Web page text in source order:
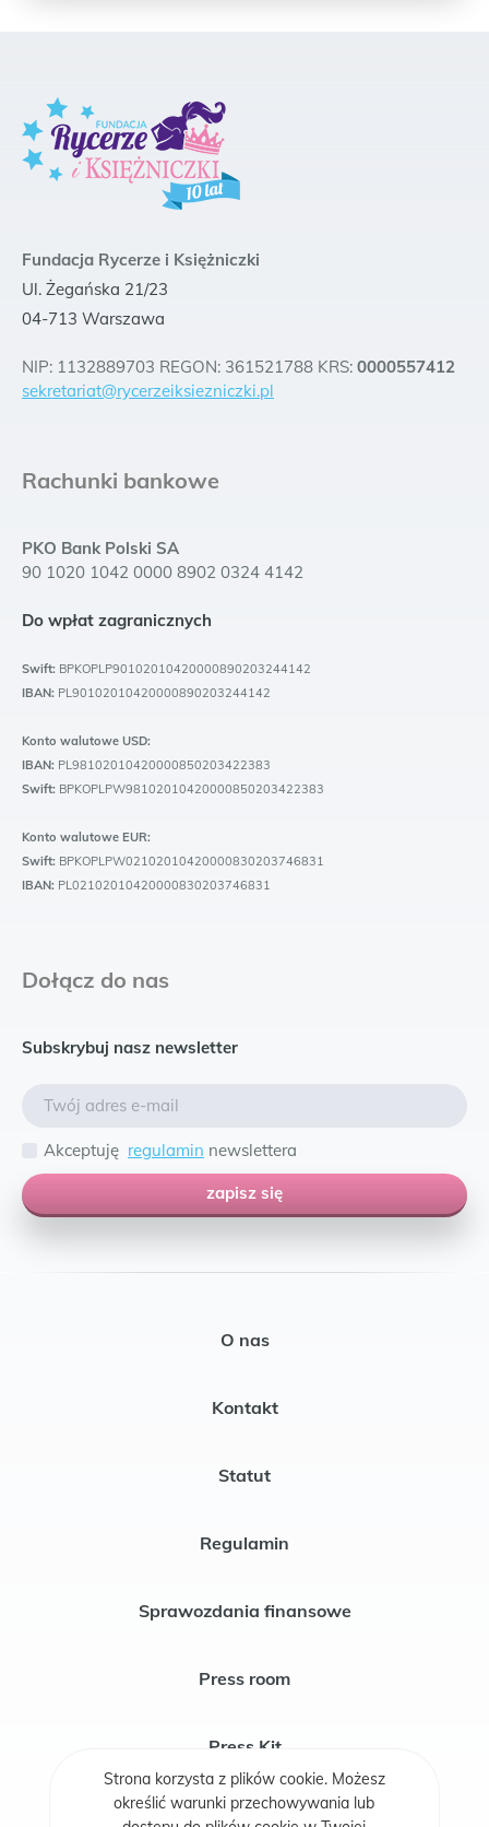
Fundacja Rycerze i Księżniczki
Ul. Żegańska 21/23
04-713 Warszawa
NIP: 1132889703 REGON: 361521788 KRS: 0000557412
sekretariat@rycerzeiksiezniczki.pl
Rachunki bankowe
PKO Bank Polski SA
90 1020 1042 0000 8902 0324 4142
Do wpłat zagranicznych
Swift: BPKOPLP90102010420000890203244142
IBAN: PL90102010420000890203244142
Konto walutowe USD:
IBAN: PL98102010420000850203422383
Swift: BPKOPLPW98102010420000850203422383
Konto walutowe EUR:
Swift: BPKOPLPW02102010420000830203746831
IBAN: PL02102010420000830203746831
Dołącz do nas
Subskrybuj nasz newsletter
Akceptuję regulamin newslettera
zapisz się
O nas
Kontakt
Statut
Regulamin
Sprawozdania finansowe
Press room
Press Kit
Publikacje
Strona korzysta z plików cookie. Możesz
określić warunki przechowywania lub